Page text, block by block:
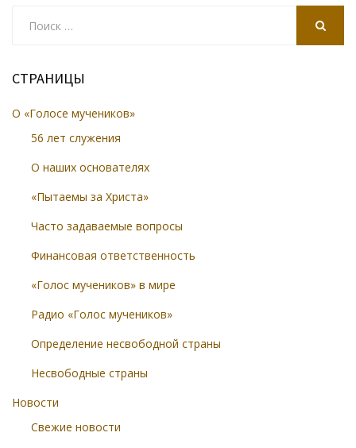
СТРАНИЦЫ
О «Голосе мучеников»
56 лет служения
О наших основателях
«Пытаемы за Христа»
Часто задаваемые вопросы
Финансовая ответственность
«Голос мучеников» в мире
Радио «Голос мучеников»
Определение несвободной страны
Несвободные страны
Новости
Свежие новости